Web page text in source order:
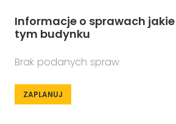
Informacje o sprawach jakie
tym budynku
Brak podanych spraw
ZAPLANUJ